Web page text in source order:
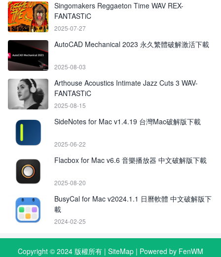
Singomakers Reggaeton Time WAV REX-
FANTASTiC
2025-07-27
AutoCAD Mechanical 2023 永久繁體破解激活下載
2025-08-03
Arthouse Acoustics Intimate Jazz Cuts 3 WAV-
FANTASTiC
2025-08-15
SideNotes for Mac v1.4.19 台灣Mac破解版下載
2025-06-22
Flacbox for Mac v6.6 音樂播放器 中文破解版下載
2025-08-20
BusyCal for Mac v2024.1.1 日曆軟體 中文破解版下
載
2024-02-25
Copyright © 2024 版權所有 | SiteMap | Powered by FenWM